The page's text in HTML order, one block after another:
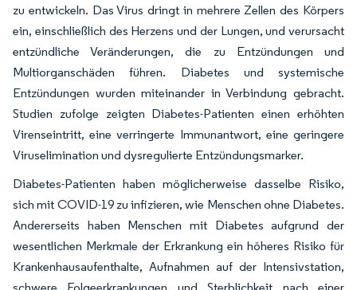
zu entwickeln. Das Virus dringt in mehrere Zellen des Körpers
ein, einschließlich des Herzens und der Lungen, und verursacht
entzündliche Veränderungen, die zu Entzündungen und
Multiorganschäden führen. Diabetes und systemische
Entzündungen wurden miteinander in Verbindung gebracht.
Studien zufolge zeigten Diabetes-Patienten einen erhöhten
Virenseintritt, eine verringerte Immunantwort, eine geringere
Viruselimination und dysregulierte Entzündungsmarker.
Diabetes-Patienten haben möglicherweise dasselbe Risiko,
sich mit COVID-19 zu infizieren, wie Menschen ohne Diabetes.
Andererseits haben Menschen mit Diabetes aufgrund der
wesentlichen Merkmale der Erkrankung ein höheres Risiko für
Krankenhausaufenthalte, Aufnahmen auf der Intensivstation,